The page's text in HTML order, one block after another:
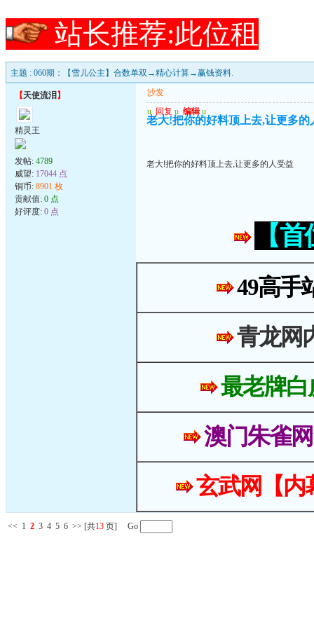
站长推荐:此位租
主题 : 060期：【雪儿公主】合数单双→精心计算→赢钱资料.
【天使流泪 】
精灵王
发帖: 4789
威望: 17044 点
铜币: 8901 枚
贡献值: 0 点
好评度: 0 点
沙发
u 回复 u 编辑 u
老大!把你的好料顶上去,让更多的
老大!把你的好料顶上去,让更多的人受益
【
49高手
青龙网
最老牌白
澳门朱雀
玄武网【
<< 1 2 3 4 5 6 >> [共13 页] Go